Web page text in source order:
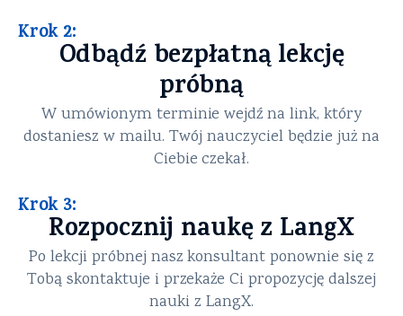
Krok 2:
Odbądź bezpłatną lekcję
próbną
W umówionym terminie wejdź na link, który
dostaniesz w mailu. Twój nauczyciel będzie już na
Ciebie czekał.
Krok 3:
Rozpocznij naukę z LangX
Po lekcji próbnej nasz konsultant ponownie się z
Tobą skontaktuje i przekaże Ci propozycję dalszej
nauki z LangX.